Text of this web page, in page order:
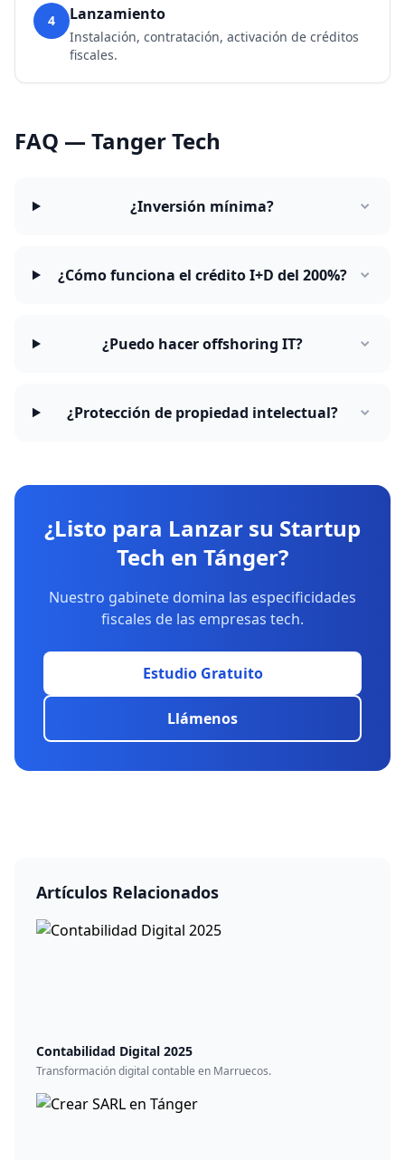
4 Lanzamiento
Instalación, contratación, activación de créditos
fiscales.
FAQ — Tanger Tech
¿Inversión mínima?
¿Cómo funciona el crédito I+D del 200%?
¿Puedo hacer offshoring IT?
¿Protección de propiedad intelectual?
¿Listo para Lanzar su Startup
Tech en Tánger?
Nuestro gabinete domina las especificidades
fiscales de las empresas tech.
Estudio Gratuito
Llámenos
Artículos Relacionados
Contabilidad Digital 2025
Transformación digital contable en Marruecos.